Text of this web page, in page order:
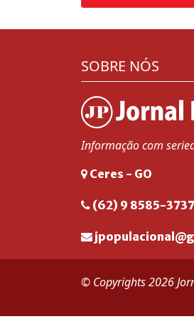
SOBRE NÓS
Informação com
Ceres - GO
(62) 9 8585-3737
© Copyrights 2026